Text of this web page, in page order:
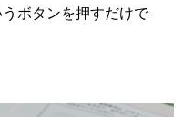
ボタンを押すだけで